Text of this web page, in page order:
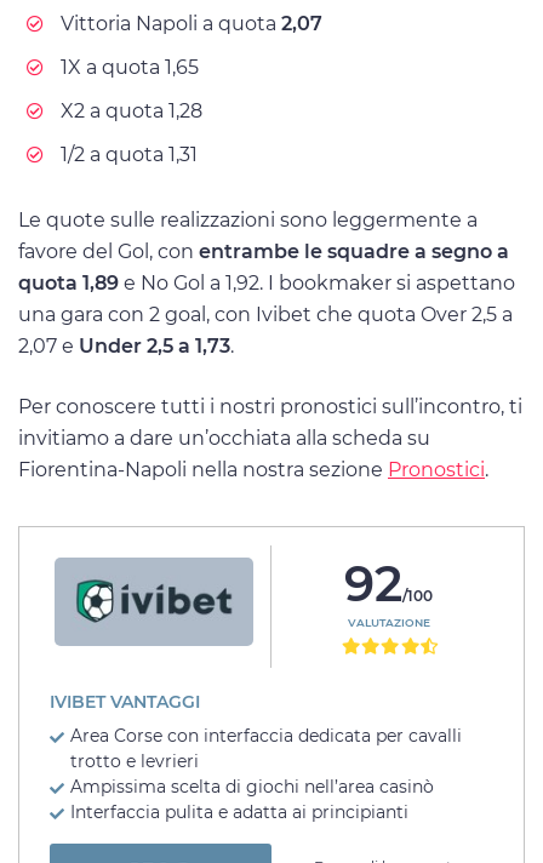
Vittoria Napoli a quota 2,07
1X a quota 1,65
X2 a quota 1,28
1/2 a quota 1,31
Le quote sulle realizzazioni sono leggermente a
favore del Gol, con entrambe le squadre a segno a
quota 1,89 e No Gol a 1,92. I bookmaker si aspettano
una gara con 2 goal, con Ivibet che quota Over 2,5 a
2,07 e Under 2,5 a 1,73.
Per conoscere tutti i nostri pronostici sull’incontro, ti
invitiamo a dare un’occhiata alla scheda su
Fiorentina-Napoli nella nostra sezione Pronostici.
92/100
VALUTAZIONE
IVIBET VANTAGGI
Area Corse con interfaccia dedicata per cavalli
trotto e levrieri
Ampissima scelta di giochi nell’area casinò
Interfaccia pulita e adatta ai principianti